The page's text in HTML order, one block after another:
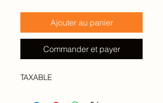
Ajouter au panier
Commander et payer
TAXABLE